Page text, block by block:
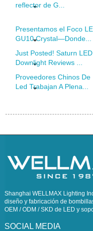
reflector de G...
Presentamos el Foco
GU10 Crystal—Donde...
Just Posted! Saturn LED
Downlight Reviews ...
Proveedores Chinos De
Led Trabajan A Plena...
Shanghai WELLMAX Lighting
diseño y fabricación de
OEM / ODM / SKD de LED y
SOCIAL MEDIA